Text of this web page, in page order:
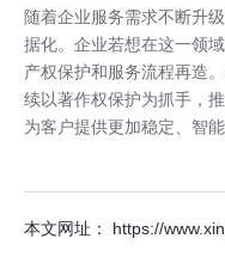
随着企业服务需求不断升
据化。企业若想在这一领
产权保护和服务流程再造。
续以著作权保护为抓手，
为客户提供更加稳定、智
本文网址： https://